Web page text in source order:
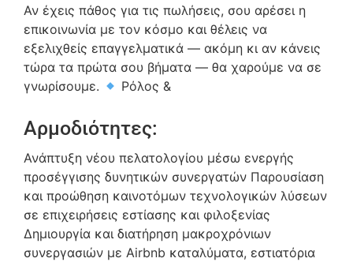
Αν έχεις πάθος για τις πωλήσεις, σου αρέσει η
επικοινωνία με τον κόσμο και θέλεις να
εξελιχθείς επαγγελματικά — ακόμη κι αν κάνεις
τώρα τα πρώτα σου βήματα — θα χαρούμε να σε
γνωρίσουμε.
Ρόλος &
Αρμοδιότητες:
Ανάπτυξη νέου πελατολογίου μέσω ενεργής
προσέγγισης δυνητικών συνεργατών Παρουσίαση
και προώθηση καινοτόμων τεχνολογικών λύσεων
σε επιχειρήσεις εστίασης και φιλοξενίας
Δημιουργία και διατήρηση μακροχρόνιων
συνεργασιών με Airbnb καταλύματα, εστιατόρια